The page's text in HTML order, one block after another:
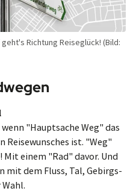
"Haupt­sache Weg" das
ist. "Weg"
einem "Rad" da­vor. Und
mit dem Fluss, Tal, Ge­birgs­
Rich­tung Rei­se­glück! (Bild: